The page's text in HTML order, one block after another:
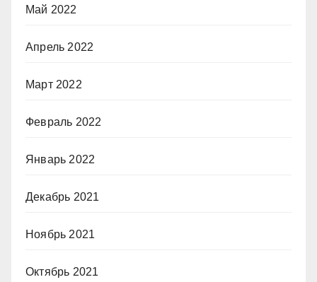
Май 2022
Апрель 2022
Март 2022
Февраль 2022
Январь 2022
Декабрь 2021
Ноябрь 2021
Октябрь 2021